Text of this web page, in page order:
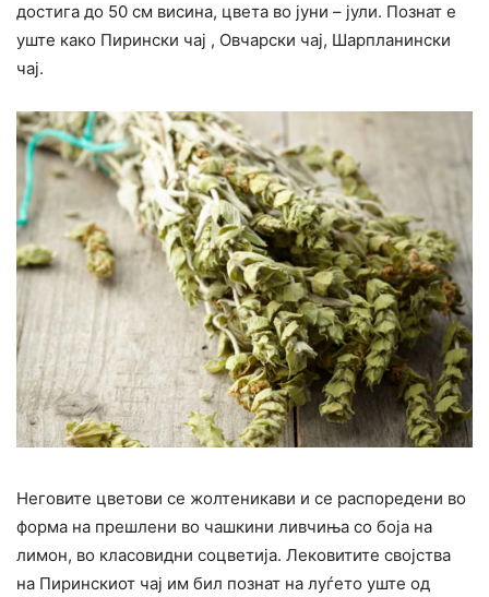
достига до 50 см висина, цвета во јуни – јули. Познат е
уште како Пирински чај , Овчарски чај, Шарпланински
чај.
Неговите цветови се жолтеникави и се распоредени во
форма на прешлени во чашкини ливчиња со боја на
лимон, во класовидни соцветија. Лековитите својства
на Пиринскиот чај им бил познат на луѓето уште од